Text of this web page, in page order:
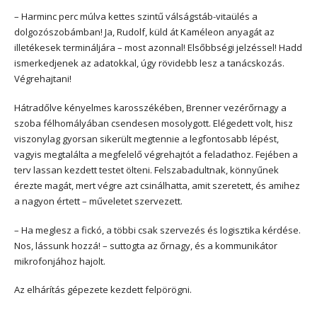
– Harminc perc múlva kettes szintű válságstáb-vitaülés a
dolgozószobámban! Ja, Rudolf, küld át Kaméleon anyagát az
illetékesek termináljára – most azonnal! Elsőbbségi jelzéssel! Hadd
ismerkedjenek az adatokkal, úgy rövidebb lesz a tanácskozás.
Végrehajtani!
Hátradőlve kényelmes karosszékében, Brenner vezérőrnagy a
szoba félhomályában csendesen mosolygott. Elégedett volt, hisz
viszonylag gyorsan sikerült megtennie a legfontosabb lépést,
vagyis megtalálta a megfelelő végrehajtót a feladathoz. Fejében a
terv lassan kezdett testet ölteni. Felszabadultnak, könnyűnek
érezte magát, mert végre azt csinálhatta, amit szeretett, és amihez
a nagyon értett – műveletet szervezett.
– Ha meglesz a fickó, a többi csak szervezés és logisztika kérdése.
Nos, lássunk hozzá! – suttogta az őrnagy, és a kommunikátor
mikrofonjához hajolt.
Az elhárítás gépezete kezdett felpörögni.